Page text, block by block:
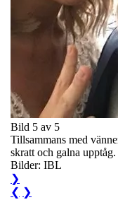
Bild 5 av 5
Tillsammans med
skratt och galna upptåg.
Bilder: IBL
❯
❮ ❯